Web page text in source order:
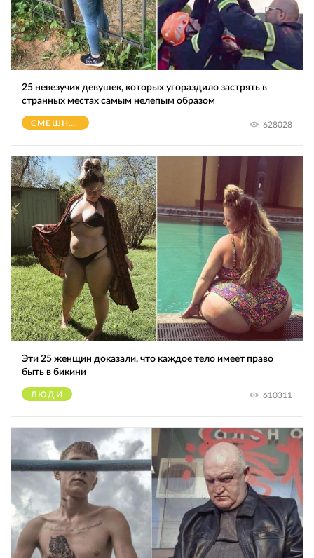
25 невезучих девушек, которых угораздило застрять в
странных местах самым нелепым образом
СМЕШНОЕ 628028
Эти 25 женщин доказали, что каждое тело имеет право
быть в бикини
ЛЮДИ 610311